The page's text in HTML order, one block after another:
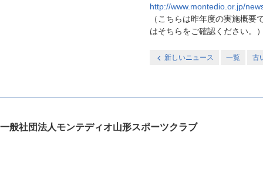
http://www.montedio.or.jp/
（こちらは昨年度の実施概
はそちらをご確認ください。
新しいニュース 一覧 古
一般社団法人モンテディオ山形スポーツクラブ